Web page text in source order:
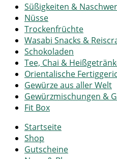
Süßigkeiten &
Nüsse
Trockenfrüchte
Wasabi Snacks &
Schokoladen
Tee, Chai &
Orientalische
Gewürze aus aller Welt
Gewürzmischungen &
Fit Box
Startseite
Shop
Gutscheine